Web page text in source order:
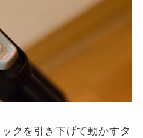
クを引き下げて動かすタ